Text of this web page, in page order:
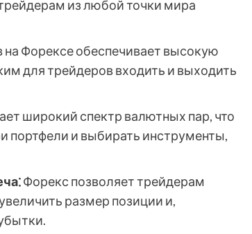
из любой точки мира
Форексе обеспечивает высокую
для трейдеров входить и выходить
широкий спектр валютных пар, что
портфели и выбирать инструменты,
Форекс позволяет трейдерам
размер позиции и,